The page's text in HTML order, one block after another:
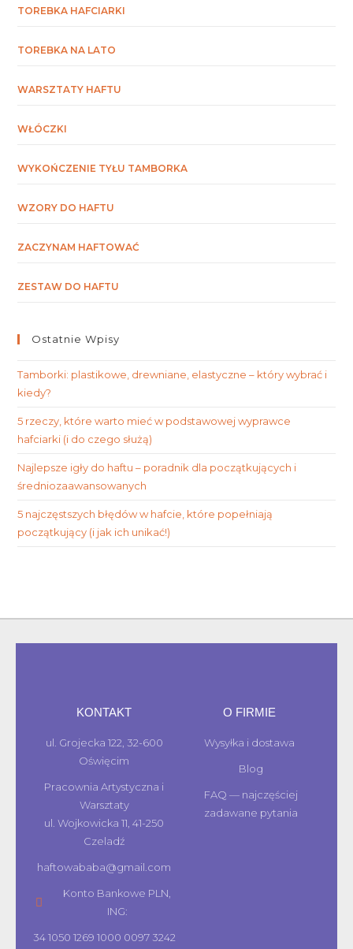
TOREBKA HAFCIARKI
TOREBKA NA LATO
WARSZTATY HAFTU
WŁÓCZKI
WYKOŃCZENIE TYŁU TAMBORKA
WZORY DO HAFTU
ZACZYNAM HAFTOWAĆ
ZESTAW DO HAFTU
Ostatnie Wpisy
Tamborki: plastikowe, drewniane, elastyczne – który wybrać i
kiedy?
5 rzeczy, które warto mieć w podstawowej wyprawce
hafciarki (i do czego służą)
Najlepsze igły do haftu – poradnik dla początkujących i
średniozaawansowanych
5 najczęstszych błędów w hafcie, które popełniają
początkujący (i jak ich unikać!)
KONTAKT
ul. Grojecka 122, 32-600
Oświęcim
Pracownia Artystyczna i
Warsztaty
ul. Wojkowicka 11, 41-250
Czeladź
haftowababa@gmail.com
Konto Bankowe PLN,
ING:
34 1050 1269 1000 0097 3242
O FIRMIE
Wysyłka i dostawa
Blog
FAQ — najczęściej
zadawane pytania